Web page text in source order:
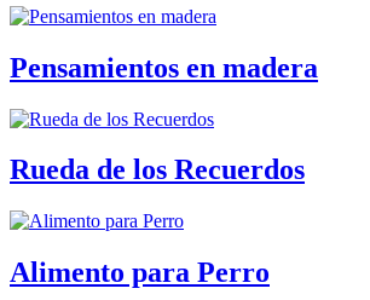
Pensamientos en madera
Rueda de los Recuerdos
Alimento para Perro